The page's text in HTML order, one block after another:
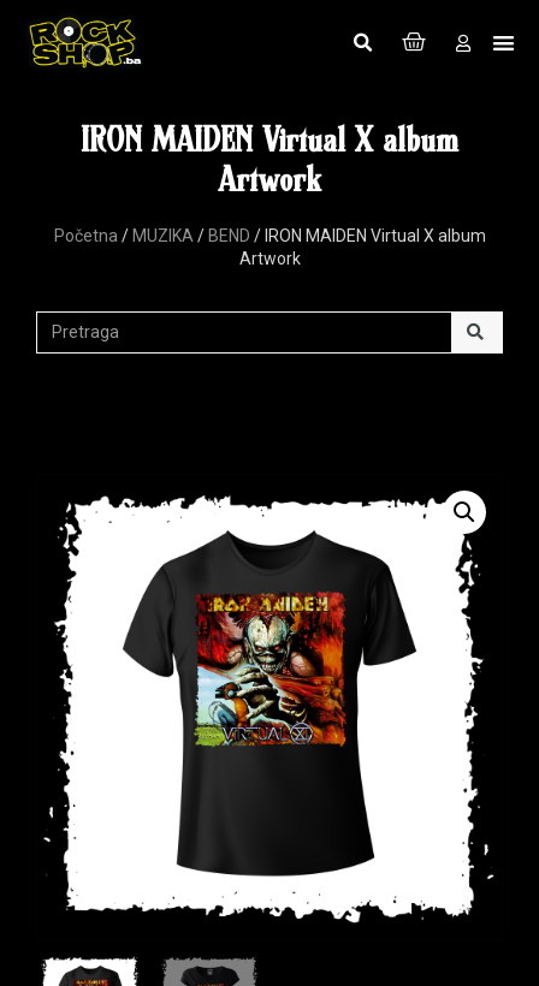
IRON MAIDEN Virtual X album
Artwork
Početna / MUZIKA / BEND / IRON MAIDEN Virtual X album
Artwork